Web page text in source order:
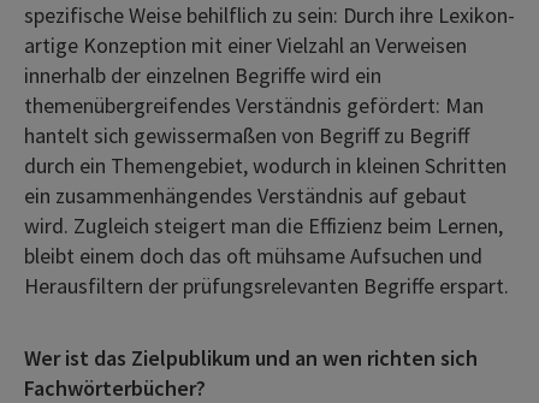
spezifische Weise behilflich zu sein: Durch ihre Lexikon-
artige Konzeption mit einer Vielzahl an Verweisen
innerhalb der einzelnen Begriffe wird ein
themenübergreifendes Verständnis gefördert: Man
hantelt sich gewissermaßen von Begriff zu Begriff
durch ein Themengebiet, wodurch in kleinen Schritten
ein zusammenhängendes Verständnis auf gebaut
wird. Zugleich steigert man die Effizienz beim Lernen,
bleibt einem doch das oft mühsame Aufsuchen und
Herausfiltern der prüfungsrelevanten Begriffe erspart.
Wer ist das Zielpublikum und an wen richten sich
Fachwörterbücher?